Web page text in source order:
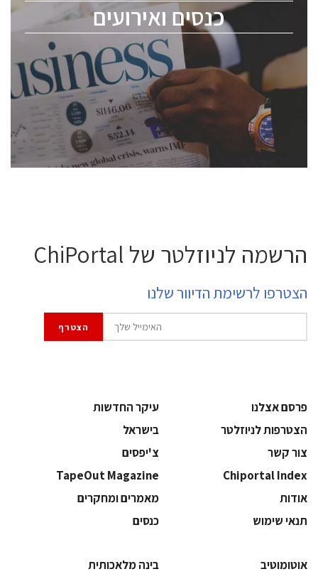
כנסים ואירועים
ChipEx2026 will be held on May 12-13, 2026. The
conference is intended for everyone involved in the
semiconductor industry, including engineers,
professional experts, and senior executives.
לחץ לפרטים
הרשמה לניוזלטר של ChiPortal
הצטרפו לרשימת הדיוור שלנו
פרסם אצלנו
עיקר החדשות
הצטרפות לניוזלטר
בישראל
צור קשר
צ'יפסים
Chiportal Index
TapeOut Magazine
אודות
מאמרים ומחקרים
תנאי שימוש
כנסים
אוטומוטיב
בינה מלאכותית